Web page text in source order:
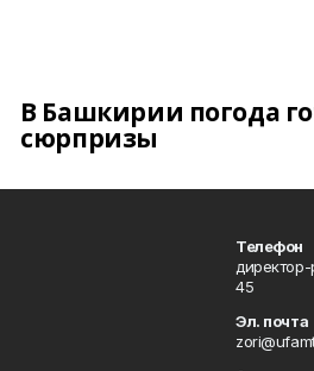
В Башкирии погода
сюрпризы
Телефон
45
Эл. почта